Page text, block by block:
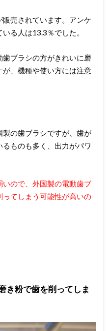
売されています。アンケ
る人は13.3％でした。
ブラシの方がきれいに磨
、機種や使い方には注意
の歯ブラシですが、歯が
ものも多く、出力がパワ
ので、外国製の電動歯ブ
てしまう可能性が高いの
粉で歯を削ってしま